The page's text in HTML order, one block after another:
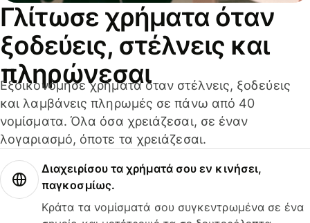
Γλίτωσε χρήματα όταν
ξοδεύεις, στέλνεις και
πληρώνεσαι
Εξοικονόμησε χρήματα όταν στέλνεις, ξοδεύεις
και λαμβάνεις πληρωμές σε πάνω από 40
νομίσματα. Όλα όσα χρειάζεσαι, σε έναν
λογαριασμό, όποτε τα χρειάζεσαι.
Διαχειρίσου τα χρήματά σου εν κινήσει,
παγκοσμίως.
Κράτα τα νομίσματά σου συγκεντρωμένα σε ένα